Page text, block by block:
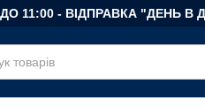
11:00 - ВІДПРАВКА "ДЕНЬ В